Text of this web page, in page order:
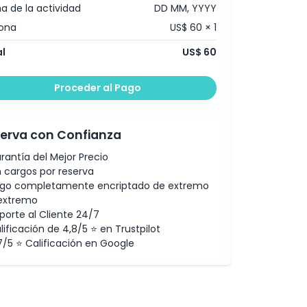
de la actividad
DD MM, YYYY
US$ 60 × 1
US$ 60
Proceder al Pago
con Confianza
del Mejor Precio
cargos por reserva
completamente encriptado de extremo
al Cliente 24/7
de 4,8/5 ⭐ en Trustpilot
5 ⭐ Calificación en Google